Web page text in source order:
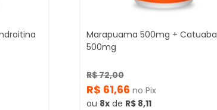
Marapuama 500mg + Catuaba
500mg
R$ 72,00
R$ 61,66 no Pix
ou 8x de R$ 8,11